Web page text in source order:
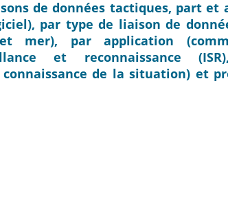
de données tactiques, part et
par type de liaison de
mer), par application
et reconnaissance
de la situation) et